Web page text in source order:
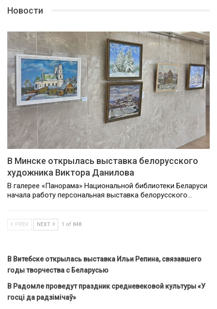
Новости
В Минске открылась выставка белорусского
художника Виктора Данилова
В галерее «Панорама» Национальной библиотеки Беларуси
начала работу персональная выставка белорусского…
PREV NEXT 1 of 848
В Витебске открылась выставка Ильи Репина, связавшего
годы творчества с Беларусью
В Радомле проведут праздник средневековой культуры «У
госці да радзімічаў»